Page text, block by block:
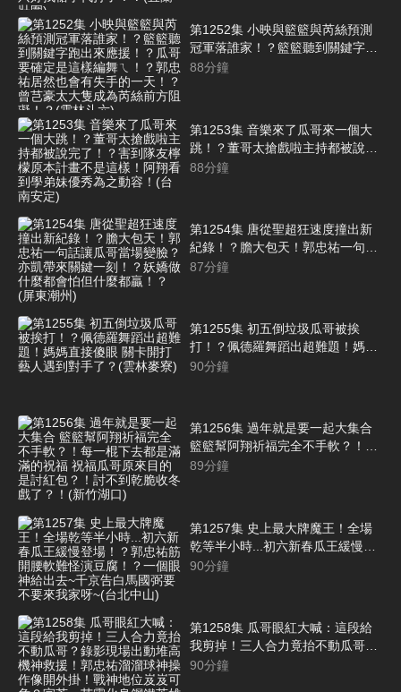
第1252集 小映與籃籃與芮絲預測
冠軍落誰家！？籃籃聽到關鍵字跑
出來應援！？瓜哥要確定是這樣編
88分鐘
第1253集 音樂來了瓜哥來一個大
跳！？董哥太搶戲啦主持都被說完
了！？害到隊友檸檬原本計畫不是
88分鐘
第1254集 唐從聖超狂速度撞出新
紀錄！？膽大包天！郭忠祐一句話
讓瓜哥當場變臉？亦凱帶來關鍵一
87分鐘
第1255集 初五倒垃圾瓜哥被挨
打！？佩德羅舞蹈出超難題！媽媽
直接傻眼 關卡開打 藝人遇到對手
90分鐘
第1256集 過年就是要一起大集合
籃籃幫阿翔祈福完全不手軟？！每
一棍下去都是滿滿的祝福 祝福瓜哥
89分鐘
第1257集 史上最大牌魔王！全場
乾等半小時...初六新春瓜王緩慢登
場！？郭忠祐筋開腰軟難怪演豆
90分鐘
第1258集 瓜哥眼紅大喊：這段給
我剪掉！三人合力竟抬不動瓜哥？
錄影現場出動堆高機神救援！郭忠
90分鐘